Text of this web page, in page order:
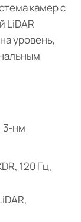
камер с
LiDAR
уровень,
3-нм
120 Гц,